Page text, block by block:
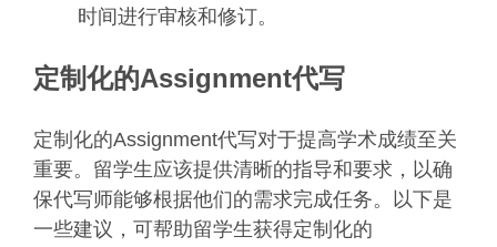
时间进行审核和修订。
定制化的Assignment代写
定制化的Assignment代写对于提高学术成绩至关
重要。留学生应该提供清晰的指导和要求，以确
保代写师能够根据他们的需求完成任务。以下是
一些建议，可帮助留学生获得定制化的